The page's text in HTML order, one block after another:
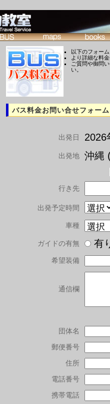
以下のフォー
より詳細な料
ご質問や御問
い。
バス料金お問い合せフォーム
出発日 2026
出発地 沖縄
行き先
出発予定時間
車種
ガイドの有無
希望装備
通信欄
団体名
郵便番号
住所
電話番号
携帯電話